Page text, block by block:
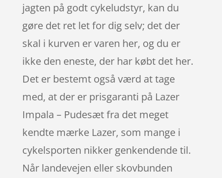
jagten på godt cykeludstyr, kan du
gøre det ret let for dig selv; det der
skal i kurven er varen her, og du er
ikke den eneste, der har købt det her.
Det er bestemt også værd at tage
med, at der er prisgaranti på Lazer
Impala – Pudesæt fra det meget
kendte mærke Lazer, som mange i
cykelsporten nikker genkendende til.
Når landevejen eller skovbunden